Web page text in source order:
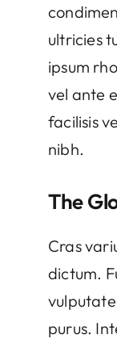
ultricies
ipsum
vel ante
facilisis
nibh.
The
Cras
dictum.
purus.